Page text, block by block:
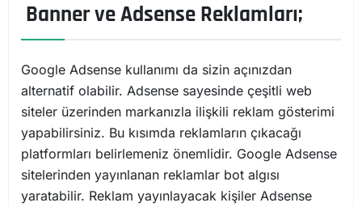
Banner ve Adsense Reklamları;
Google Adsense kullanımı da sizin açınızdan
alternatif olabilir. Adsense sayesinde çeşitli web
siteler üzerinden markanızla ilişkili reklam gösterimi
yapabilirsiniz. Bu kısımda reklamların çıkacağı
platformları belirlemeniz önemlidir. Google Adsense
sitelerinden yayınlanan reklamlar bot algısı
yaratabilir. Reklam yayınlayacak kişiler Adsense